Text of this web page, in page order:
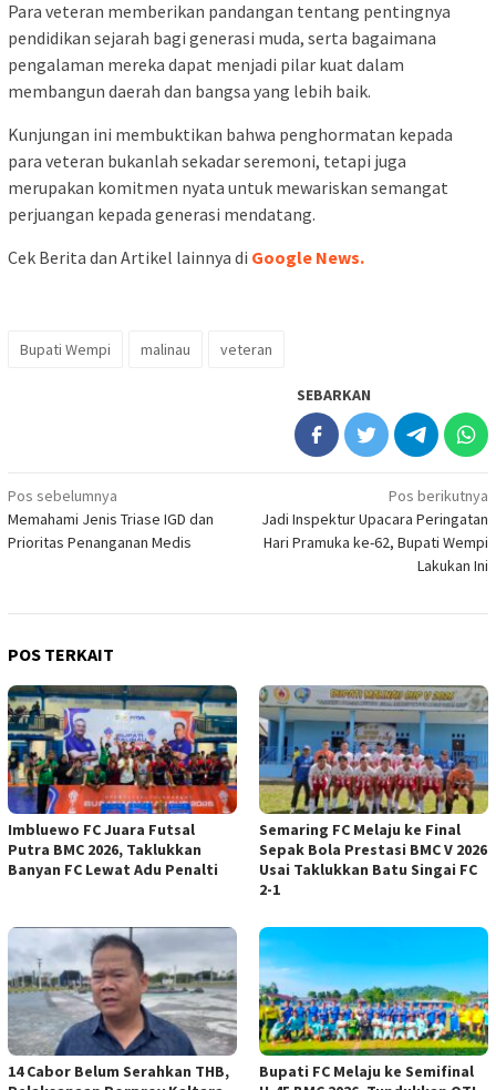
Para veteran memberikan pandangan tentang pentingnya
pendidikan sejarah bagi generasi muda, serta bagaimana
pengalaman mereka dapat menjadi pilar kuat dalam
membangun daerah dan bangsa yang lebih baik.
Kunjungan ini membuktikan bahwa penghormatan kepada
para veteran bukanlah sekadar seremoni, tetapi juga
merupakan komitmen nyata untuk mewariskan semangat
perjuangan kepada generasi mendatang.
Cek Berita dan Artikel lainnya di Google News.
Bupati Wempi malinau veteran
SEBARKAN
Navigasi
pos
Pos sebelumnya
Memahami Jenis Triase IGD dan
Prioritas Penanganan Medis
Pos berikutnya
Jadi Inspektur Upacara Peringatan
Hari Pramuka ke-62, Bupati Wempi
Lakukan Ini
POS TERKAIT
Imbluewo FC Juara Futsal
Putra BMC 2026, Taklukkan
Banyan FC Lewat Adu Penalti
Semaring FC Melaju ke Final
Sepak Bola Prestasi BMC V 2026
Usai Taklukkan Batu Singai FC
2-1
14 Cabor Belum Serahkan THB,
Bupati FC Melaju ke Semifinal